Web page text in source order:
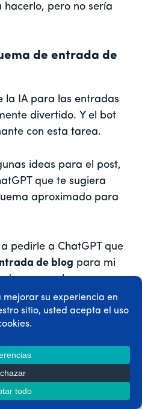
hacerlo, pero no sería
de entrada de
la IA para las entradas
divertido. Y el bot
con esta tarea.
ideas para el post,
que te sugiera
aproximado para
pedirle a ChatGPT que
de blog para mi
de un gran lugar para
el oeste de Montana.
aprendido sobre
Mira esto.